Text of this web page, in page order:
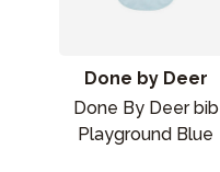
Done by Deer
Done By Deer bib
Playground Blue